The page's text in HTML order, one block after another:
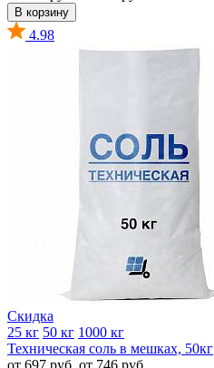
В корзину
4.98
Скидка
25 кг 50 кг 1000 кг
Техническая соль в мешках, 50кг
от 697 руб. от 746 руб.